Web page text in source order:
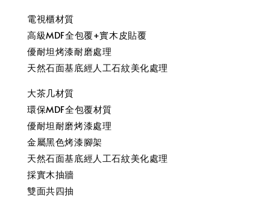
電視櫃材質
高級MDF全包覆+實木皮貼覆
優耐坦烤漆耐磨處理
天然石面基底經人工石紋美化處理
大茶几材質
環保MDF全包覆材質
優耐坦耐磨烤漆處理
金屬黑色烤漆腳架
天然石面基底經人工石紋美化處理
採實木抽牆
雙面共四抽